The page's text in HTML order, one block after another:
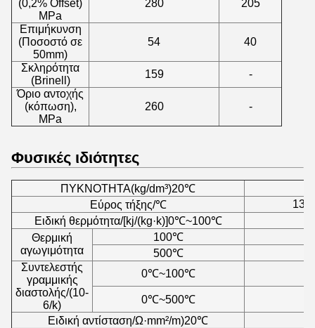
(0,2% Offset)
MPa
280 205
Επιμήκυνση
(Ποσοστό σε
50mm)
54 40
Σκληρότητα
(Brinell)
159
-
Όριο αντοχής
(κόπωση),
MPa
260 -
Φυσικές ιδιότητες
ΠΥΚΝΟΤΗΤΑ(kg/dm³)20℃
Εύρος τήξης/℃
Ειδική θερμότητα/[kj/(kg·k)]0℃~100℃
Θερμική
αγωγιμότητα
100℃
500℃
Συντελεστής
γραμμικής
διαστολής/(10-
6/k)
0℃~100℃
0℃~500℃
Ειδική αντίσταση/Ω·mm²/m)20℃